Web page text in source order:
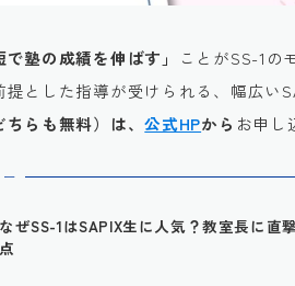
塾の成績を伸ばす」
ことがSS-1の
とした指導が受けられる、幅広い
ちらも無料）は、公式HPから お申し
なぜSS-1はSAPIX生に人気？教室長に直
点